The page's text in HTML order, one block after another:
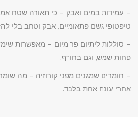
– עמידות במים ואבק – כי תאורה שטח
טיפטופי גשם פתאומיים, אבק וטחב בלי
– סוללות ליתיום פרימיום – מאפשרות
פחות שמש, וגם בחורף.
– חומרים שמגנים מפני קורוזיה – מה
אחרי עונה אחת בלבד.